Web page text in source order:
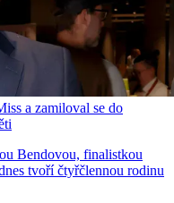
a zamiloval se do
Bendovou, finalistkou
tvoří čtyřčlennou rodinu